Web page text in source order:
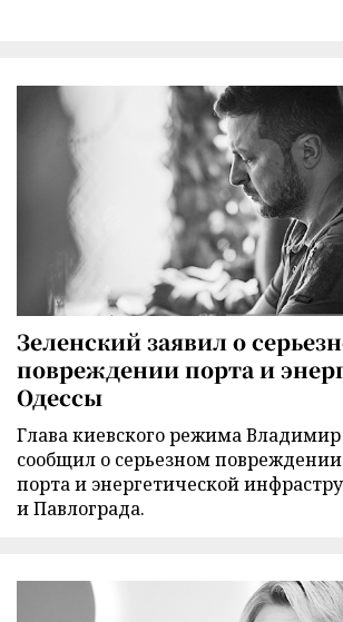
Зеленский заявил о
повреждении порта и
Одессы
Глава киевского режима
сообщил о серьезном повреждении
порта и энергетической
и Павлограда.